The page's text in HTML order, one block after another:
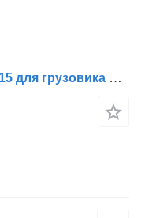
Рулевой редуктор Volvo 20502915 для грузовика Volvo FL6